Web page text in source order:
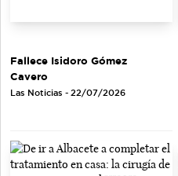
Fallece Isidoro Gómez
Cavero
Las Noticias - 22/07/2026